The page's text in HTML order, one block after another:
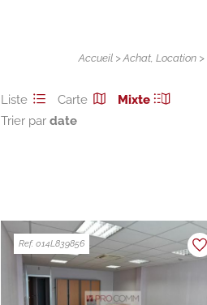
Accueil >Achat,Location >
Liste Carte
Mixte
Trier par
Ref. 014L839856